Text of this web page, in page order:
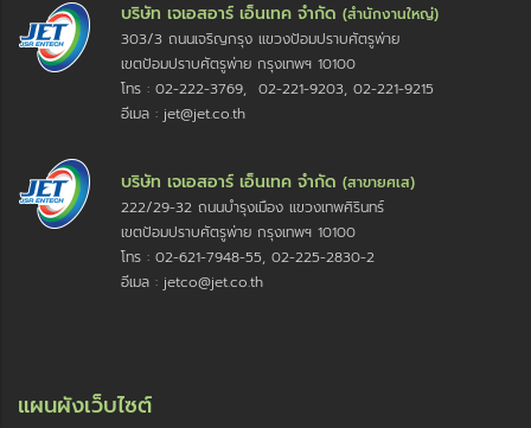
บริษัท เจเอสอาร์ เอ็นเทค จำกัด (สำนักงานใหญ่)
303/3 ถนนเจริญกรุง แขวงป้อมปราบศัตรูพ่าย
เขตป้อมปราบศัตรูพ่าย กรุงเทพฯ 10100
โทร : 02-222-3769, 02-221-9203, 02-221-9215
อีเมล : jet@jet.co.th
บริษัท เจเอสอาร์ เอ็นเทค จำกัด (สาขายศเส)
222/29-32 ถนนบำรุงเมือง แขวงเทพศิรินทร์
เขตป้อมปราบศัตรูพ่าย กรุงเทพฯ 10100
โทร : 02-621-7948-55, 02-225-2830-2
อีเมล : jetco@jet.co.th
แผนผังเว็บไซต์